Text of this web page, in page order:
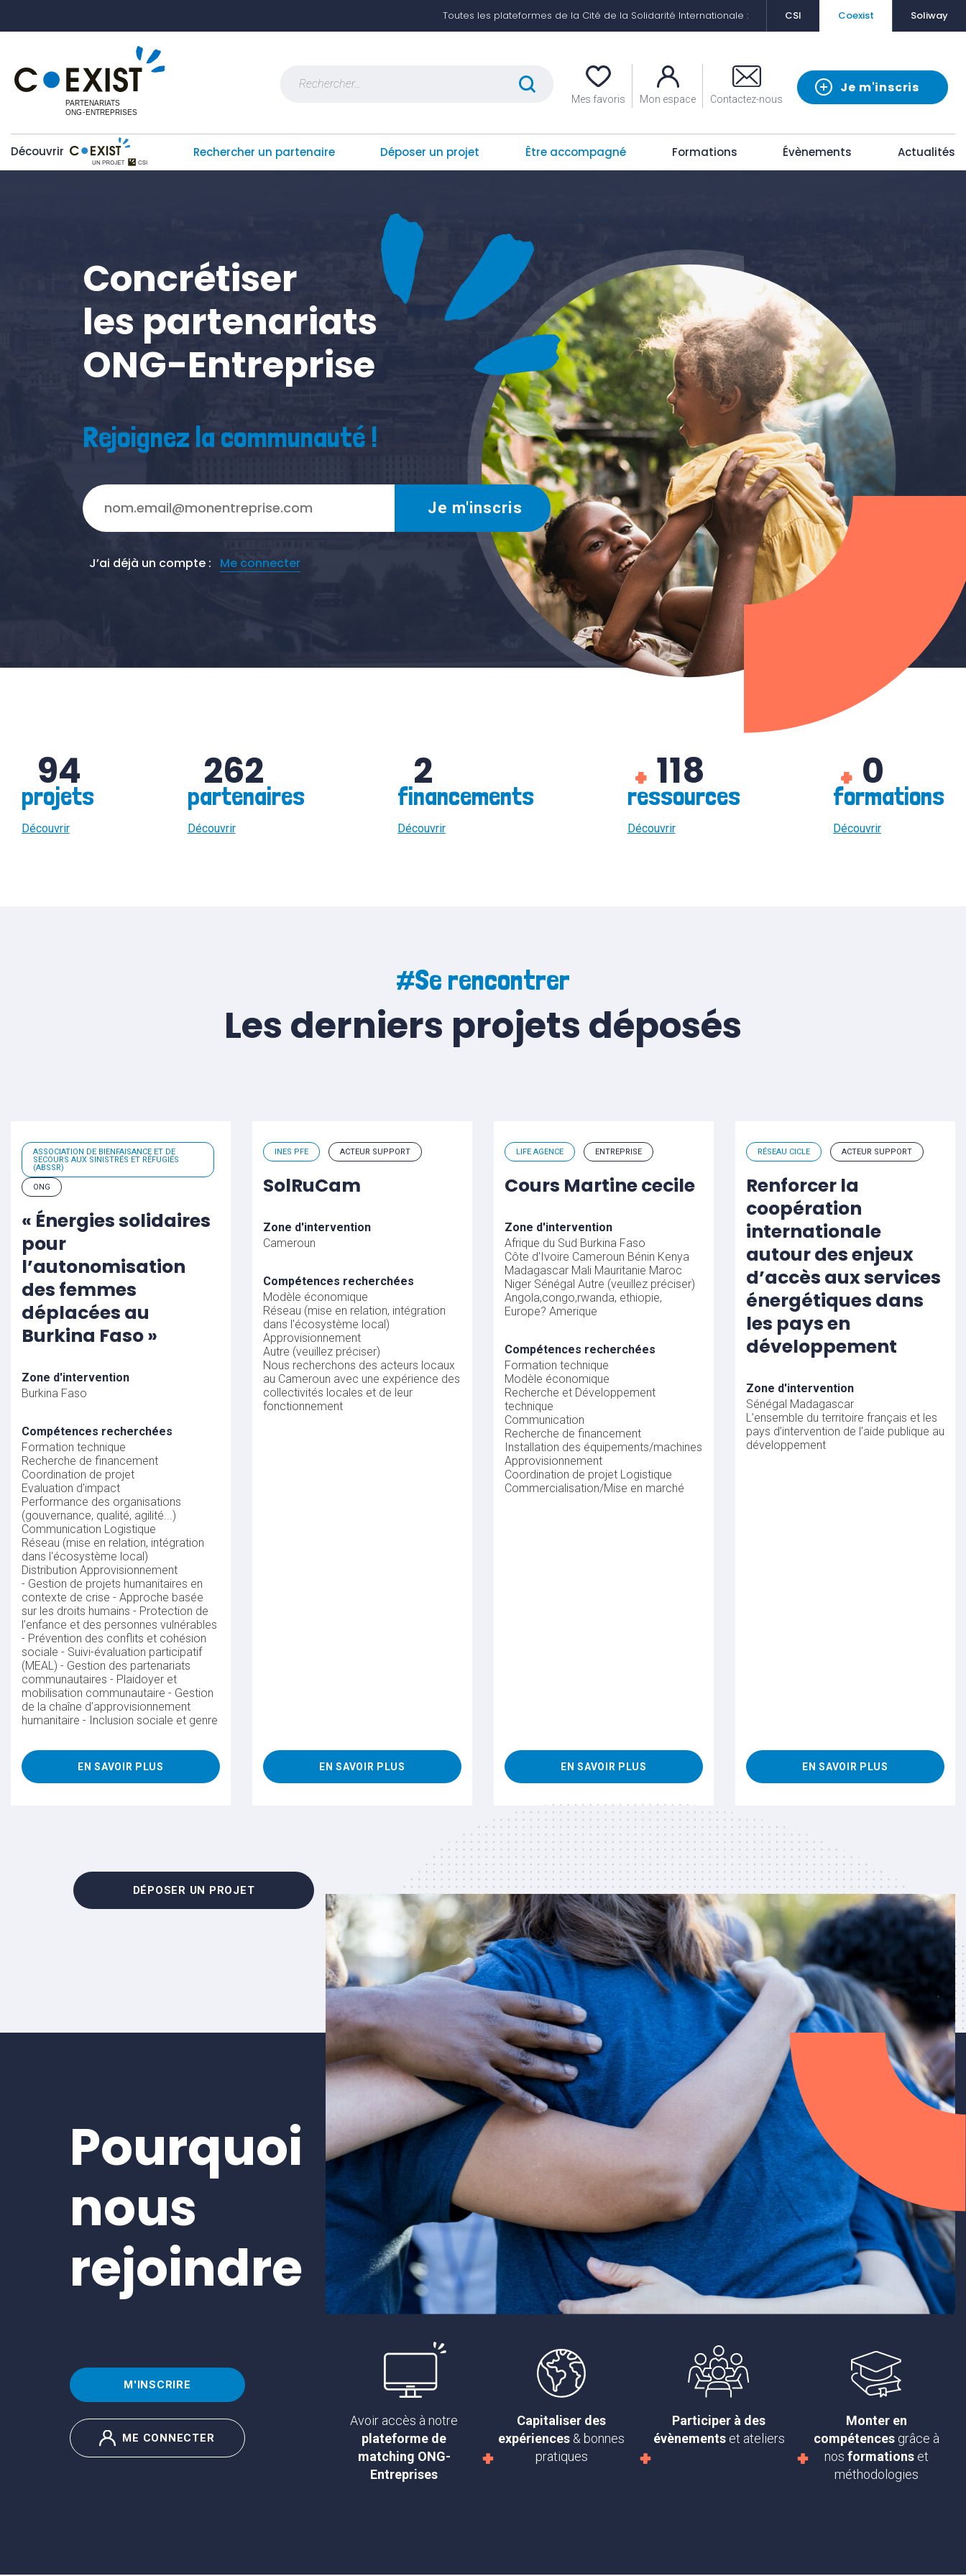
Toutes les plateformes de la Cité de la Solidarité Internationale : CSI Coexist Soliway
Mes favoris Mon espace
Je m'inscris
Contactez-nous
Découvrir Rechercher un partenaire Déposer un projet Être accompagné Formations Évènements Actualités
Concrétiser
les partenariats
ONG-Entreprise
Rejoignez la communauté !
J’ai déjà un compte : Me connecter
94
projets
Découvrir
262
partenaires
Découvrir
2
financements
Découvrir
+ 118
ressources
Découvrir
+ 0
formations
Découvrir
#Se rencontrer
Les derniers projets déposés
ASSOCIATION DE BIENFAISANCE ET DE
SECOURS AUX SINISTRÉS ET RÉFUGIÉS
(ABSSR)
ONG
« Énergies solidaires
pour
l’autonomisation
des femmes
déplacées au
Burkina Faso »
Zone d'intervention
Burkina Faso
Compétences recherchées
Formation technique
Recherche de financement
Coordination de projet
Evaluation d'impact
Performance des organisations
(gouvernance, qualité, agilité...)
Communication Logistique
Réseau (mise en relation, intégration
dans l'écosystème local)
Distribution Approvisionnement
- Gestion de projets humanitaires en
contexte de crise - Approche basée
sur les droits humains - Protection de
l’enfance et des personnes vulnérables
- Prévention des conflits et cohésion
sociale - Suivi-évaluation participatif
(MEAL) - Gestion des partenariats
communautaires - Plaidoyer et
mobilisation communautaire - Gestion
de la chaîne d’approvisionnement
humanitaire - Inclusion sociale et genre
EN SAVOIR PLUS
INES PFE ACTEUR SUPPORT
SolRuCam
Zone d'intervention
Cameroun
Compétences recherchées
Modèle économique
Réseau (mise en relation, intégration
dans l'écosystème local)
Approvisionnement
Autre (veuillez préciser)
Nous recherchons des acteurs locaux
au Cameroun avec une expérience des
collectivités locales et de leur
fonctionnement
EN SAVOIR PLUS
LIFE AGENCE ENTREPRISE
Cours Martine cecile
Zone d'intervention
Afrique du Sud Burkina Faso
Côte d'Ivoire Cameroun Bénin Kenya
Madagascar Mali Mauritanie Maroc
Niger Sénégal Autre (veuillez préciser)
Angola,congo,rwanda, ethiopie,
Europe? Amerique
Compétences recherchées
Formation technique
Modèle économique
Recherche et Développement
technique
Communication
Recherche de financement
Installation des équipements/machines
Approvisionnement
Coordination de projet Logistique
Commercialisation/Mise en marché
EN SAVOIR PLUS
RÉSEAU CICLE ACTEUR SUPPORT
Renforcer la
coopération
internationale
autour des enjeux
d’accès aux services
énergétiques dans
les pays en
développement
Zone d'intervention
Sénégal Madagascar
L’ensemble du territoire français et les
pays d’intervention de l’aide publique au
développement
EN SAVOIR PLUS
DÉPOSER UN PROJET
Pourquoi
nous
rejoindre
M'INSCRIRE
ME CONNECTER
Avoir accès à notre
plateforme de
matching ONG-
Entreprises
Capitaliser des
expériences & bonnes
pratiques
Participer à des
évènementset ateliers
Monter en
compétencesgrâce à
nos formationset
méthodologies